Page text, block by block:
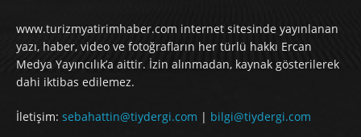
www.turizmyatirimhaber.com internet sitesinde yayınlanan
yazı, haber, video ve fotoğrafların her türlü hakkı Ercan
Medya Yayıncılık’a aittir. İzin alınmadan, kaynak gösterilerek
dahi iktibas edilemez.
İletişim: sebahattin@tiydergi.com | bilgi@tiydergi.com